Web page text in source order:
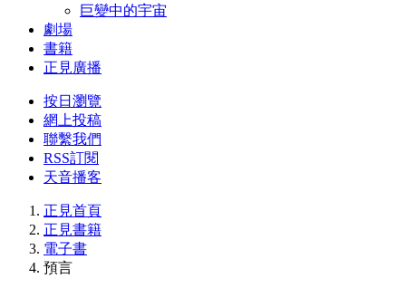
巨變中的宇宙
劇場
書籍
正見廣播
按日瀏覽
網上投稿
聯繫我們
RSS訂閱
天音播客
正見首頁
正見書籍
電子書
預言